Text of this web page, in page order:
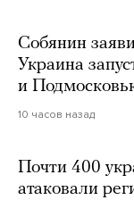
Собянин
Украина
и
10 часов назад
Почти 400
атаковали